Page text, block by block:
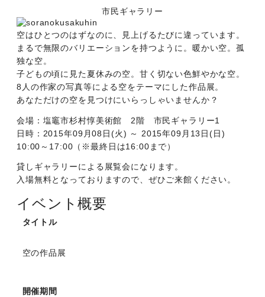
市民ギャラリー
空はひとつのはずなのに、見上げるたびに違っています。
まるで無限のバリエーションを持つように。暖かい空。孤
独な空。
子どもの頃に見た夏休みの空。甘く切ない色鮮やかな空。
8人の作家の写真等による空をテーマにした作品展。
あなただけの空を見つけにいらっしゃいませんか？
会場：塩竈市杉村惇美術館 2階 市民ギャラリー1
日時：2015年09月08日(火) ～ 2015年09月13日(日)
10:00～17:00（※最終日は16:00まで）
貸しギャラリーによる展覧会になります。
入場無料となっておりますので、ぜひご来館ください。
イベント概要
タイトル
空の作品展
開催期間